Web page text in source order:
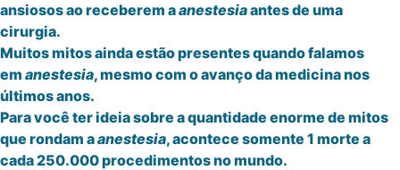
ansiosos ao receberem aanestesiaantes de uma
cirurgia.
Muitos mitos ainda estão presentes quando falamos
em anestesia, mesmo com o avanço da medicina nos
últimos anos.
Para você ter ideia sobre a quantidade enorme de mitos
que rondam aanestesia, acontece somente 1 morte a
cada 250.000 procedimentos no mundo.